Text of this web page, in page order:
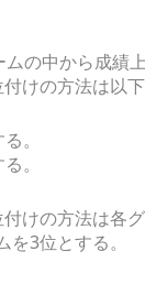
の中から成績
けの方法は以下
。
。
けの方法は各
3位とする。